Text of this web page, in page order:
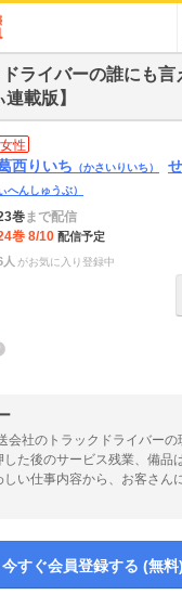
ライバーの誰にも言
載版】
女性
西りいち （かさいりいち）
ぃへんしゅうぶ）
巻まで配信
巻 8/10 配信予定
人 がお気に入り登録中
会社のトラックドライバー
た後のサービス残業、備品
い仕事内容から、お客さん
今すぐ会員登録する (無料)